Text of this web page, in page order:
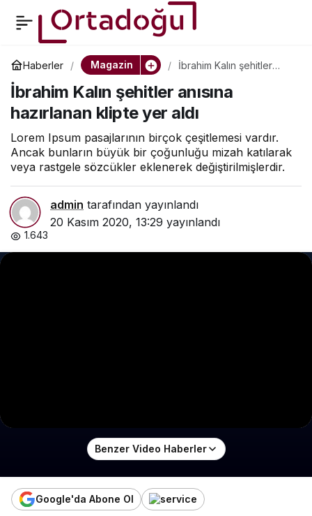
Haberler Magazin
İbrahim Kalın şehitler
yer aldı
İbrahim Kalın şehitler anısına
hazırlanan klipte yer aldı
Lorem Ipsum pasajlarının birçok çeşitlemesi vardır.
Ancak bunların büyük bir çoğunluğu mizah katılarak
veya rastgele sözcükler eklenerek değiştirilmişlerdir.
admin tarafından yayınlandı
20 Kasım 2020, 13:29 yayınlandı
1.643
Benzer Video Haberler
Google'da Abone Ol
İbrahim Kalın şehitler
anısına hazırlanan klipte
yer aldı